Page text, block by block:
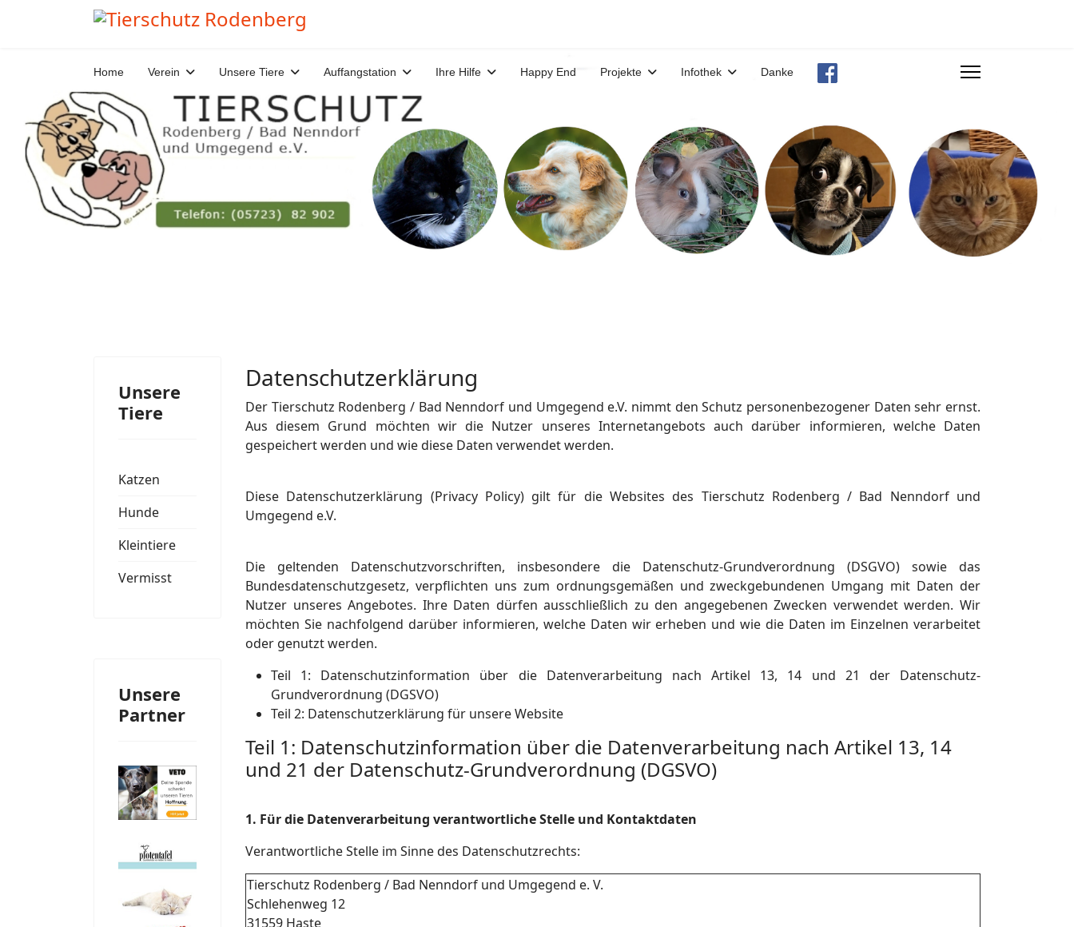
Home Verein Unsere Tiere Auffangstation Ihre Hilfe Happy End Projekte Infothek Danke
Unsere
Tiere
Katzen
Hunde
Kleintiere
Vermisst
Unsere
Partner
Datenschutzerklärung
Der Tierschutz Rodenberg / Bad Nenndorf und Umgegend e.V. nimmt den Schutz personenbezogener Daten sehr ernst.
Aus diesem Grund möchten wir die Nutzer unseres Internetangebots auch darüber informieren, welche Daten
gespeichert werden und wie diese Daten verwendet werden.
Diese Datenschutzerklärung (Privacy Policy) gilt für die Websites des Tierschutz Rodenberg / Bad Nenndorf und
Umgegend e.V.
Die geltenden Datenschutzvorschriften, insbesondere die Datenschutz-Grundverordnung (DSGVO) sowie das
Bundesdatenschutzgesetz, verpflichten uns zum ordnungsgemäßen und zweckgebundenen Umgang mit Daten der
Nutzer unseres Angebotes. Ihre Daten dürfen ausschließlich zu den angegebenen Zwecken verwendet werden. Wir
möchten Sie nachfolgend darüber informieren, welche Daten wir erheben und wie die Daten im Einzelnen verarbeitet
oder genutzt werden.
Teil
1: Datenschutzinformation über die Datenverarbeitung nach Artikel 13, 14 und 21 der Datenschutz-
Grundverordnung (DGSVO)
Teil 2: Datenschutzerklärung für unsere Website
Teil 1: Datenschutzinformation über die Datenverarbeitung nach Artikel 13, 14
und 21 der Datenschutz-Grundverordnung (DGSVO)
1. Für die Datenverarbeitung verantwortliche Stelle und Kontaktdaten
Verantwortliche Stelle im Sinne des Datenschutzrechts:
Tierschutz Rodenberg / Bad Nenndorf und Umgegend e. V.
Schlehenweg 12
31559 Haste